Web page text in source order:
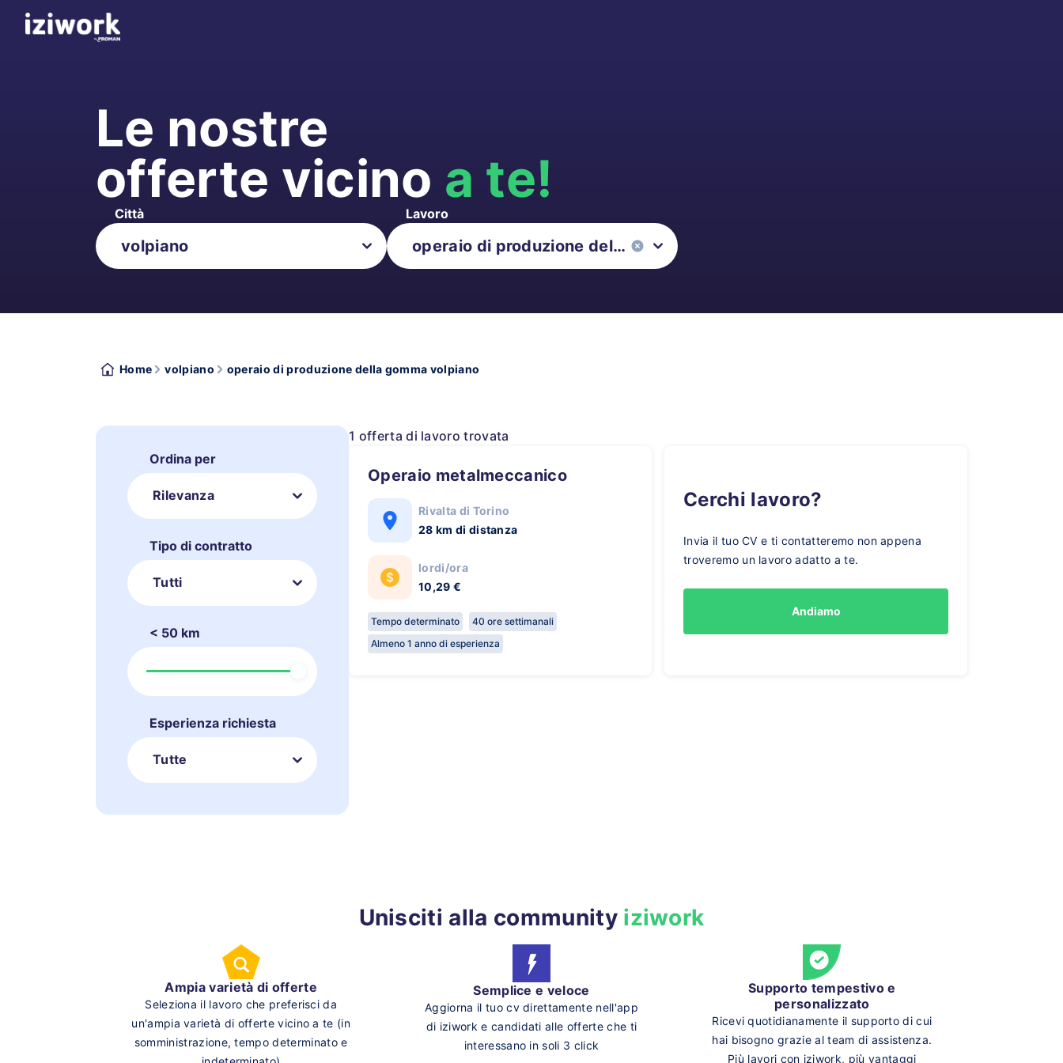
Le nostre
offerte vicino a te!
Città Lavoro
Home volpiano operaio di produzione della gomma volpiano
Ordina per
Rilevanza
Tipo di contratto
Tutti
< 50 km
Esperienza richiesta
Tutte
1 offerta di lavoro trovata
Operaio metalmeccanico
Rivalta di Torino
28 km di distanza
lordi/ora
10,29 €
Tempo determinato
40 ore settimanali
Almeno 1 anno di esperienza
Cerchi lavoro?
Invia il tuo CV e ti contatteremo non appena
troveremo un lavoro adatto a te.
Andiamo
Unisciti alla community iziwork
Ampia varietà di offerte
Seleziona il lavoro che preferisci da
un'ampia varietà di offerte vicino a te (in
somministrazione, tempo determinato e
Semplice e veloce
Aggiorna il tuo cv direttamente nell'app
di iziwork e candidati alle offerte che ti
interessano in soli 3 click
Supporto tempestivo e
personalizzato
Ricevi quotidianamente il supporto di cui
hai bisogno grazie al team di assistenza.
Più lavori con iziwork, più vantaggi